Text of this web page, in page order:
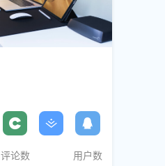
评论数 用户数